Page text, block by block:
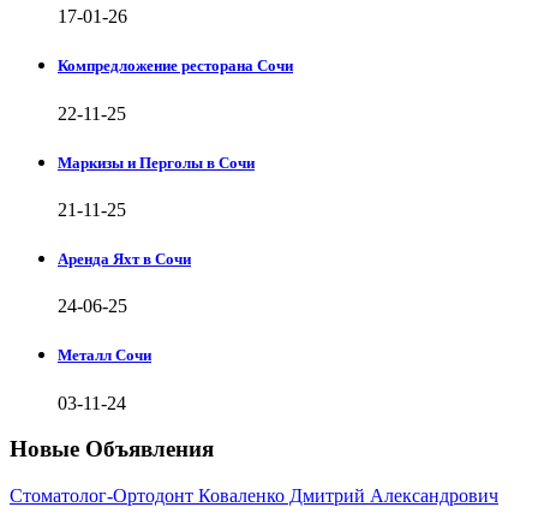
17-01-26
Компредложение ресторана Сочи
22-11-25
Маркизы и Перголы в Сочи
21-11-25
Аренда Яхт в Сочи
24-06-25
Металл Сочи
03-11-24
Новые Объявления
Стоматолог-Ортодонт Коваленко Дмитрий Александрович